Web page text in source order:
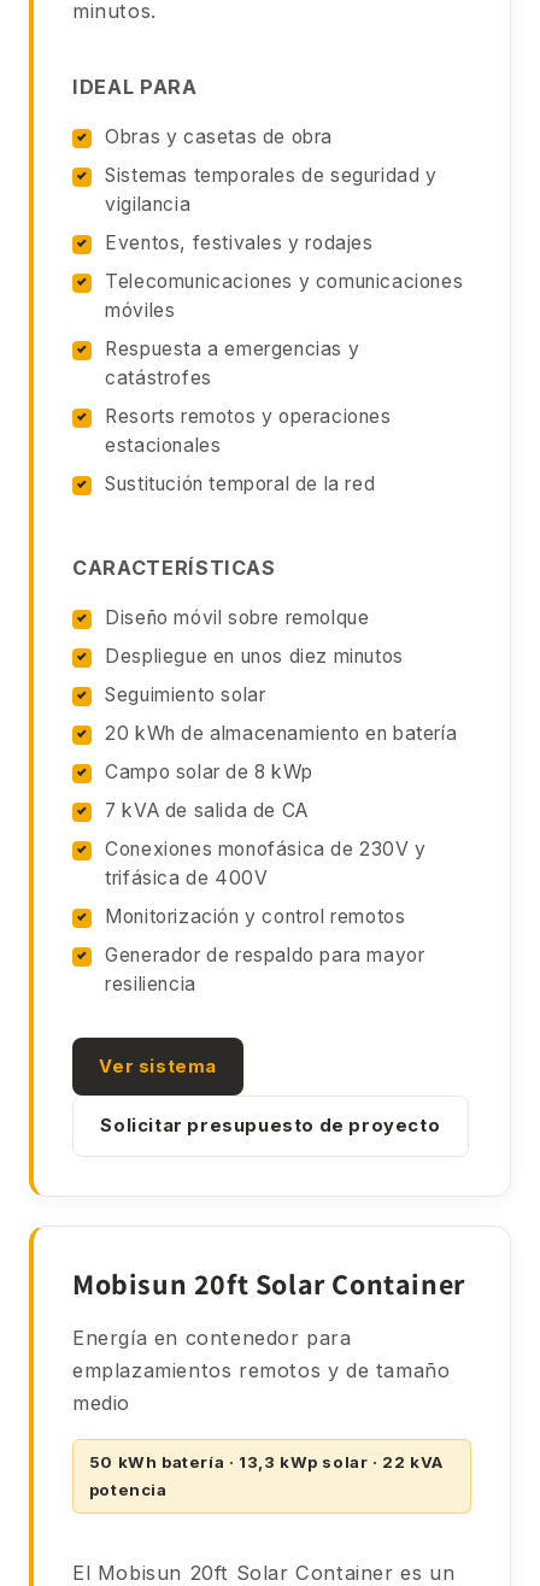
minutos.
IDEAL PARA
Obras y casetas de obra
Sistemas temporales de seguridad y
vigilancia
Eventos, festivales y rodajes
Telecomunicaciones y comunicaciones
móviles
Respuesta a emergencias y
catástrofes
Resorts remotos y operaciones
estacionales
Sustitución temporal de la red
CARACTERÍSTICAS
Diseño móvil sobre remolque
Despliegue en unos diez minutos
Seguimiento solar
20 kWh de almacenamiento en batería
Campo solar de 8 kWp
7 kVA de salida de CA
Conexiones monofásica de 230V y
trifásica de 400V
Monitorización y control remotos
Generador de respaldo para mayor
resiliencia
Ver sistema
Solicitar presupuesto de proyecto
Mobisun 20ft Solar Container
Energía en contenedor para
emplazamientos remotos y de tamaño
medio
50 kWh batería · 13,3 kWp solar · 22 kVA
potencia
El Mobisun 20ft Solar Container es un